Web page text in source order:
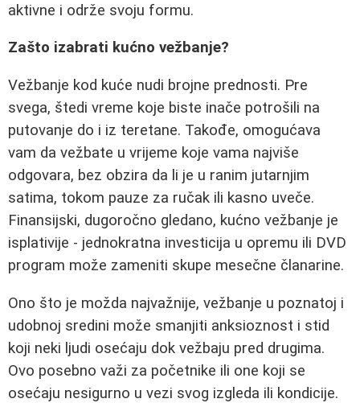
aktivne i održe svoju formu.
Zašto izabrati kućno vežbanje?
Vežbanje kod kuće nudi brojne prednosti. Pre
svega, štedi vreme koje biste inače potrošili na
putovanje do i iz teretane. Takođe, omogućava
vam da vežbate u vrijeme koje vama najviše
odgovara, bez obzira da li je u ranim jutarnjim
satima, tokom pauze za ručak ili kasno uveče.
Finansijski, dugoročno gledano, kućno vežbanje je
isplativije - jednokratna investicija u opremu ili DVD
program može zameniti skupe mesečne članarine.
Ono što je možda najvažnije, vežbanje u poznatoj i
udobnoj sredini može smanjiti anksioznost i stid
koji neki ljudi osećaju dok vežbaju pred drugima.
Ovo posebno važi za početnike ili one koji se
osećaju nesigurno u vezi svog izgleda ili kondicije.